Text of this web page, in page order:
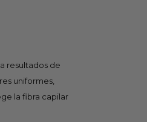
resultados de
uniformes,
la fibra capilar